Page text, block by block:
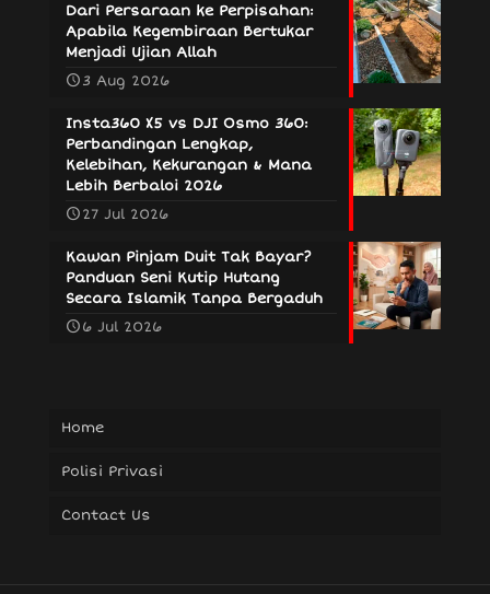
Dari Persaraan ke Perpisahan:
Apabila Kegembiraan Bertukar
Menjadi Ujian Allah
3 Aug 2026
Insta360 X5 vs DJI Osmo 360:
Perbandingan Lengkap,
Kelebihan, Kekurangan & Mana
Lebih Berbaloi 2026
27 Jul 2026
Kawan Pinjam Duit Tak Bayar?
Panduan Seni Kutip Hutang
Secara Islamik Tanpa Bergaduh
6 Jul 2026
Home
Polisi Privasi
Contact Us